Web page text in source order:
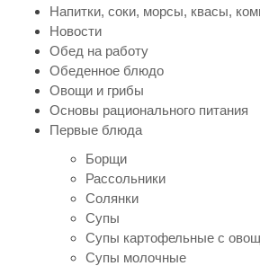
Напитки, соки, морсы, квасы,
Новости
Обед на работу
Обеденное блюдо
Овощи и грибы
Основы рационального питания
Первые блюда
Борщи
Рассольники
Солянки
Супы
Супы картофельные с
Супы молочные